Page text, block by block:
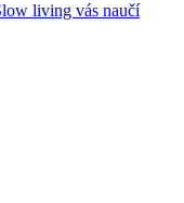
living vás naučí